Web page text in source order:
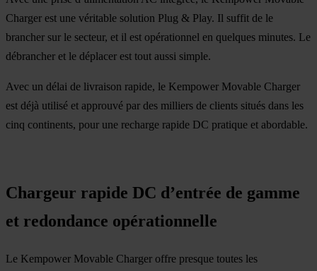
Charger est une véritable solution Plug & Play. Il suffit de le
brancher sur le secteur, et il est opérationnel en quelques minutes. Le
débrancher et le déplacer est tout aussi simple.
Avec un délai de livraison rapide, le Kempower Movable Charger
est déjà utilisé et approuvé par des milliers de clients situés dans les
cinq continents, pour une recharge rapide DC pratique et abordable.
Chargeur rapide DC d’entrée de gamme
et redondance opérationnelle
Le Kempower Movable Charger offre presque toutes les